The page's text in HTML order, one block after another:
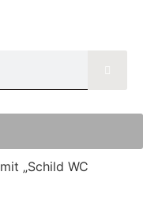
„Schild WC